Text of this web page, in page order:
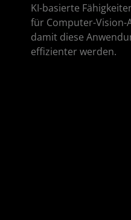
KI-basierte
für Computer-Vision-
damit diese
effizienter werden.